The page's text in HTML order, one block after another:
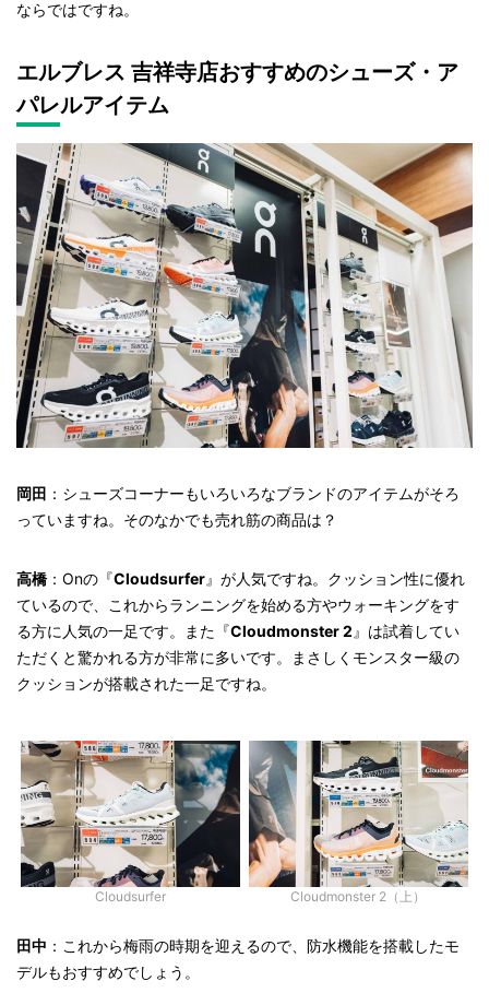
ならではですね。
エルブレス 吉祥寺店おすすめのシューズ・ア
パレルアイテム
岡田 ：シューズコーナーもいろいろなブランドのアイテムがそろ
っていますね。そのなかでも売れ筋の商品は？
高橋 ：Onの『Cloudsurfer』が人気ですね。クッション性に優れ
ているので、これからランニングを始める方やウォーキングをす
る方に人気の一足です。また『Cloudmonster 2 』は試着してい
ただくと驚かれる方が非常に多いです。まさしくモンスター級の
クッションが搭載された一足ですね。
Cloudsurfer Cloudmonster 2（上）
田中 ：これから梅雨の時期を迎えるので、防水機能を搭載したモ
デルもおすすめでしょう。